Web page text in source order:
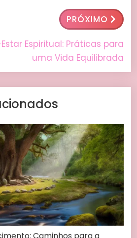
PRÓXIMO
Espiritual: Práticas para
uma Vida Equilibrada
Caminhos para a